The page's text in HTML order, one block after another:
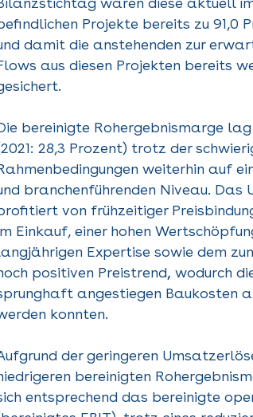
Projekte bereits zu 91,0
damit die anstehenden zur
aus diesen Projekten bereits
bereinigte Rohergebnismarge
28,3 Prozent) trotz der
weiterhin auf
branchenführenden Niveau. Das
von frühzeitiger
Einkauf, einer hohen
Expertise sowie dem
positiven Preistrend, wodurch
angestiegen Baukosten
konnten.
der geringeren
bereinigten
entsprechend das bereinigte